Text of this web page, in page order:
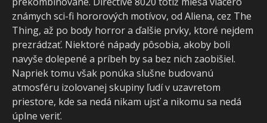
známych sci-fi hororových motívov, od Aliena, cez The
Thing, až po body horror a ďalšie prvky, ktoré nejdem
prezrádzať. Niektoré nápady pôsobia, akoby boli
navyše dolepené a príbeh by sa bez nich zaobišiel.
Napriek tomu však ponúka slušne budovanú
atmosféru izolovanej skupiny ľudí v uzavretom
priestore, kde sa nedá nikam ujsť a nikomu sa nedá
úplne veriť.